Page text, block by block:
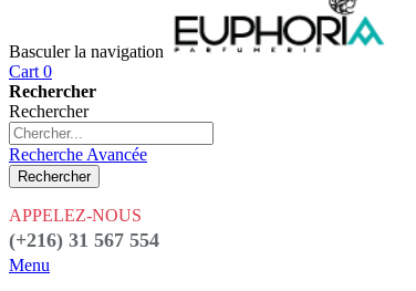
Basculer la navigation
Cart 0
Rechercher
Rechercher
Recherche Avancée
Rechercher
APPELEZ-NOUS
(+216) 31 567 554
Menu